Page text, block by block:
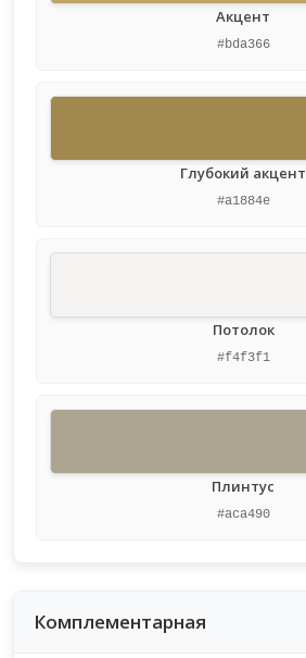
Акцент
#bda366
Глубокий акцент
#a1884e
Потолок
#f4f3f1
Плинтус
#aca490
Комплементарная